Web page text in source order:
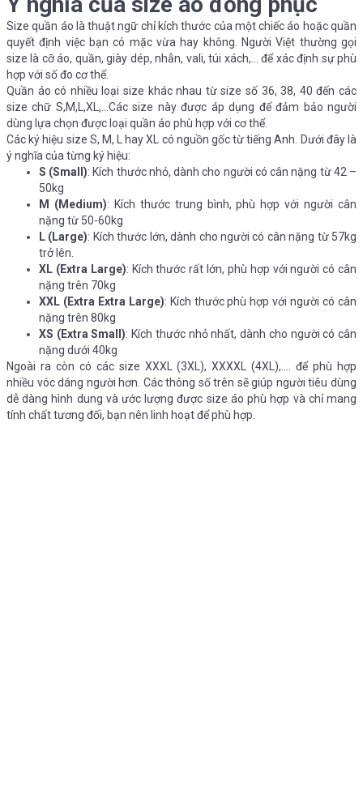
Size quần áo là thuật ngữ chỉ kích thước của một chiếc áo hoặc quần
quyết định việc bạn có mặc vừa hay không. Người Việt thường gọi
size là cỡ áo, quần, giày dép, nhẫn, vali, túi xách,… để xác định sự phù
hợp với số đo cơ thể.
Quần áo có nhiều loại size khác nhau từ size số 36, 38, 40 đến các
size chữ S,M,L,XL,…Các size này được áp dụng để đảm bảo người
dùng lựa chọn được loại quần áo phù hợp với cơ thể.
Các ký hiệu size S, M, L hay XL có nguồn gốc từ tiếng Anh. Dưới đây là
ý nghĩa của từng ký hiệu:
S (Small): Kích thước nhỏ, dành cho người có cân nặng từ 42 –
50kg
M (Medium): Kích thước trung bình, phù hợp với người cân
nặng từ 50-60kg
L (Large): Kích thước lớn, dành cho người có cân nặng từ 57kg
trở lên.
XL (Extra Large): Kích thước rất lớn, phù hợp với người có cân
nặng trên 70kg
XXL (Extra Extra Large): Kích thước phù hợp với người có cân
nặng trên 80kg
XS (Extra Small): Kích thước nhỏ nhất, dành cho người có cân
nặng dưới 40kg
Ngoài ra còn có các size XXXL (3XL), XXXXL (4XL),…. để phù hợp
nhiều vóc dáng người hơn. Các thông số trên sẽ giúp người tiêu dùng
dễ dàng hình dung và ước lượng được size áo phù hợp và chỉ mang
tính chất tương đối, bạn nên linh hoạt để phù hợp.